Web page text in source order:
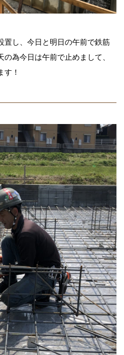
置し、今日と明日の午前で鉄筋
為今日は午前で止めまして、
す！